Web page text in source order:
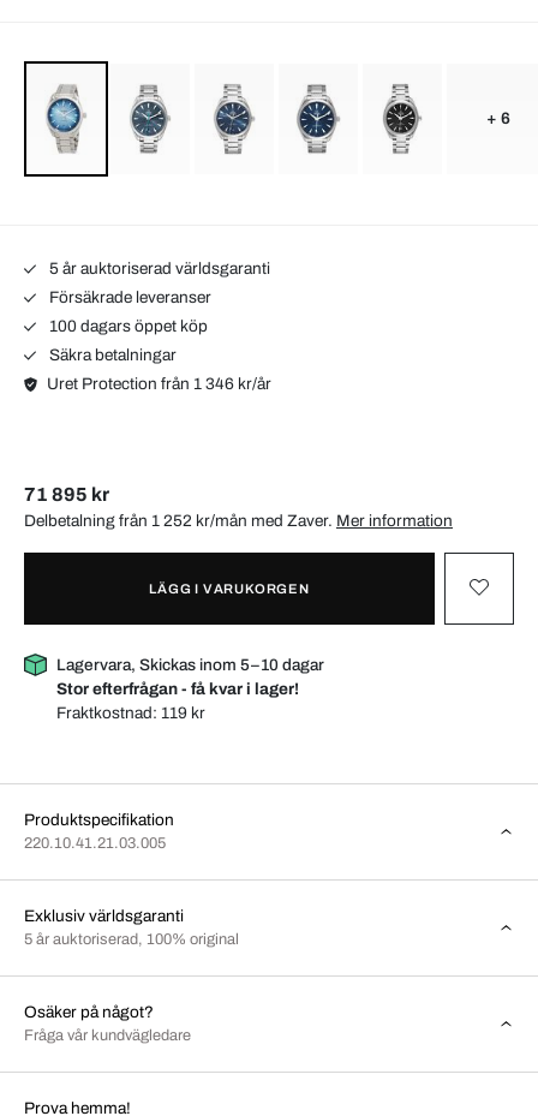
+ 6
5 år auktoriserad världsgaranti
Försäkrade leveranser
100 dagars öppet köp
Säkra betalningar
Uret Protection från 1 346 kr/år
71 895 kr
Delbetalning från 1 252 kr/mån med Zaver. Mer information
LÄGG I VARUKORGEN
Lagervara, Skickas inom 5–10 dagar
Stor efterfrågan - få kvar i lager!
Fraktkostnad: 119 kr
Produktspecifikation
220.10.41.21.03.005
Exklusiv världsgaranti
5 år auktoriserad, 100% original
Osäker på något?
Fråga vår kundvägledare
Prova hemma!